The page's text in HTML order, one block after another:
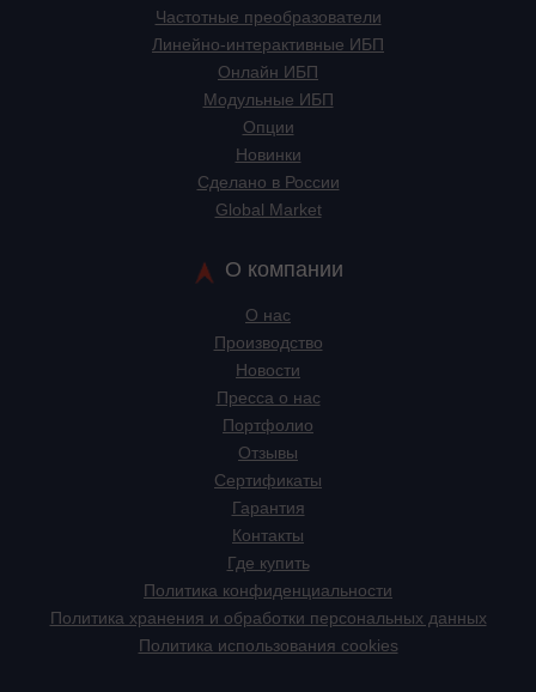
Частотные преобразователи
Линейно-интерактивные ИБП
Онлайн ИБП
Модульные ИБП
Опции
Новинки
Сделано в России
Global Market
О компании
О нас
Производство
Новости
Пресса о нас
Портфолио
Отзывы
Сертификаты
Гарантия
Контакты
Где купить
Политика конфиденциальности
Политика хранения и обработки персональных данных
Политика использования cookies